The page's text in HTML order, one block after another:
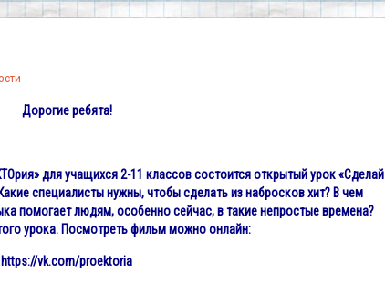
Дорогие ребята!
рия» для учащихся 2-11 классов состоится открытый урок «Сделай
специалисты нужны, чтобы сделать из набросков хит? В чем
помогает людям, особенно сейчас, в такие непростые времена?
урока. Посмотреть фильм можно онлайн:
https://vk.com/proektoria